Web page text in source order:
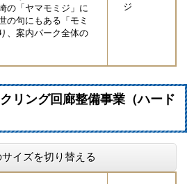
の「ヤマモミジ」に
の句にもある「モミ
、案内パーク全体の
ジ
リング回廊整備事業（ハード
イズを切り替える